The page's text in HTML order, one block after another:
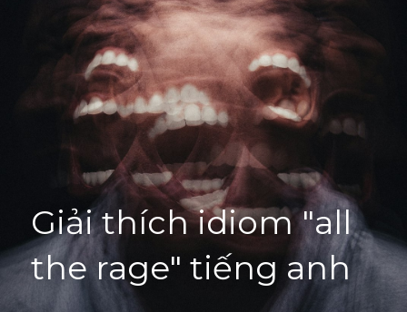
Giải đề thi từng câu
Lời khuyên
Giải đề thi
Academic words
Phrase
Phrasal Verb
Idioms đồng nghĩa
HỌC THỬ
Giải thích idiom "all
the rage" tiếng anh